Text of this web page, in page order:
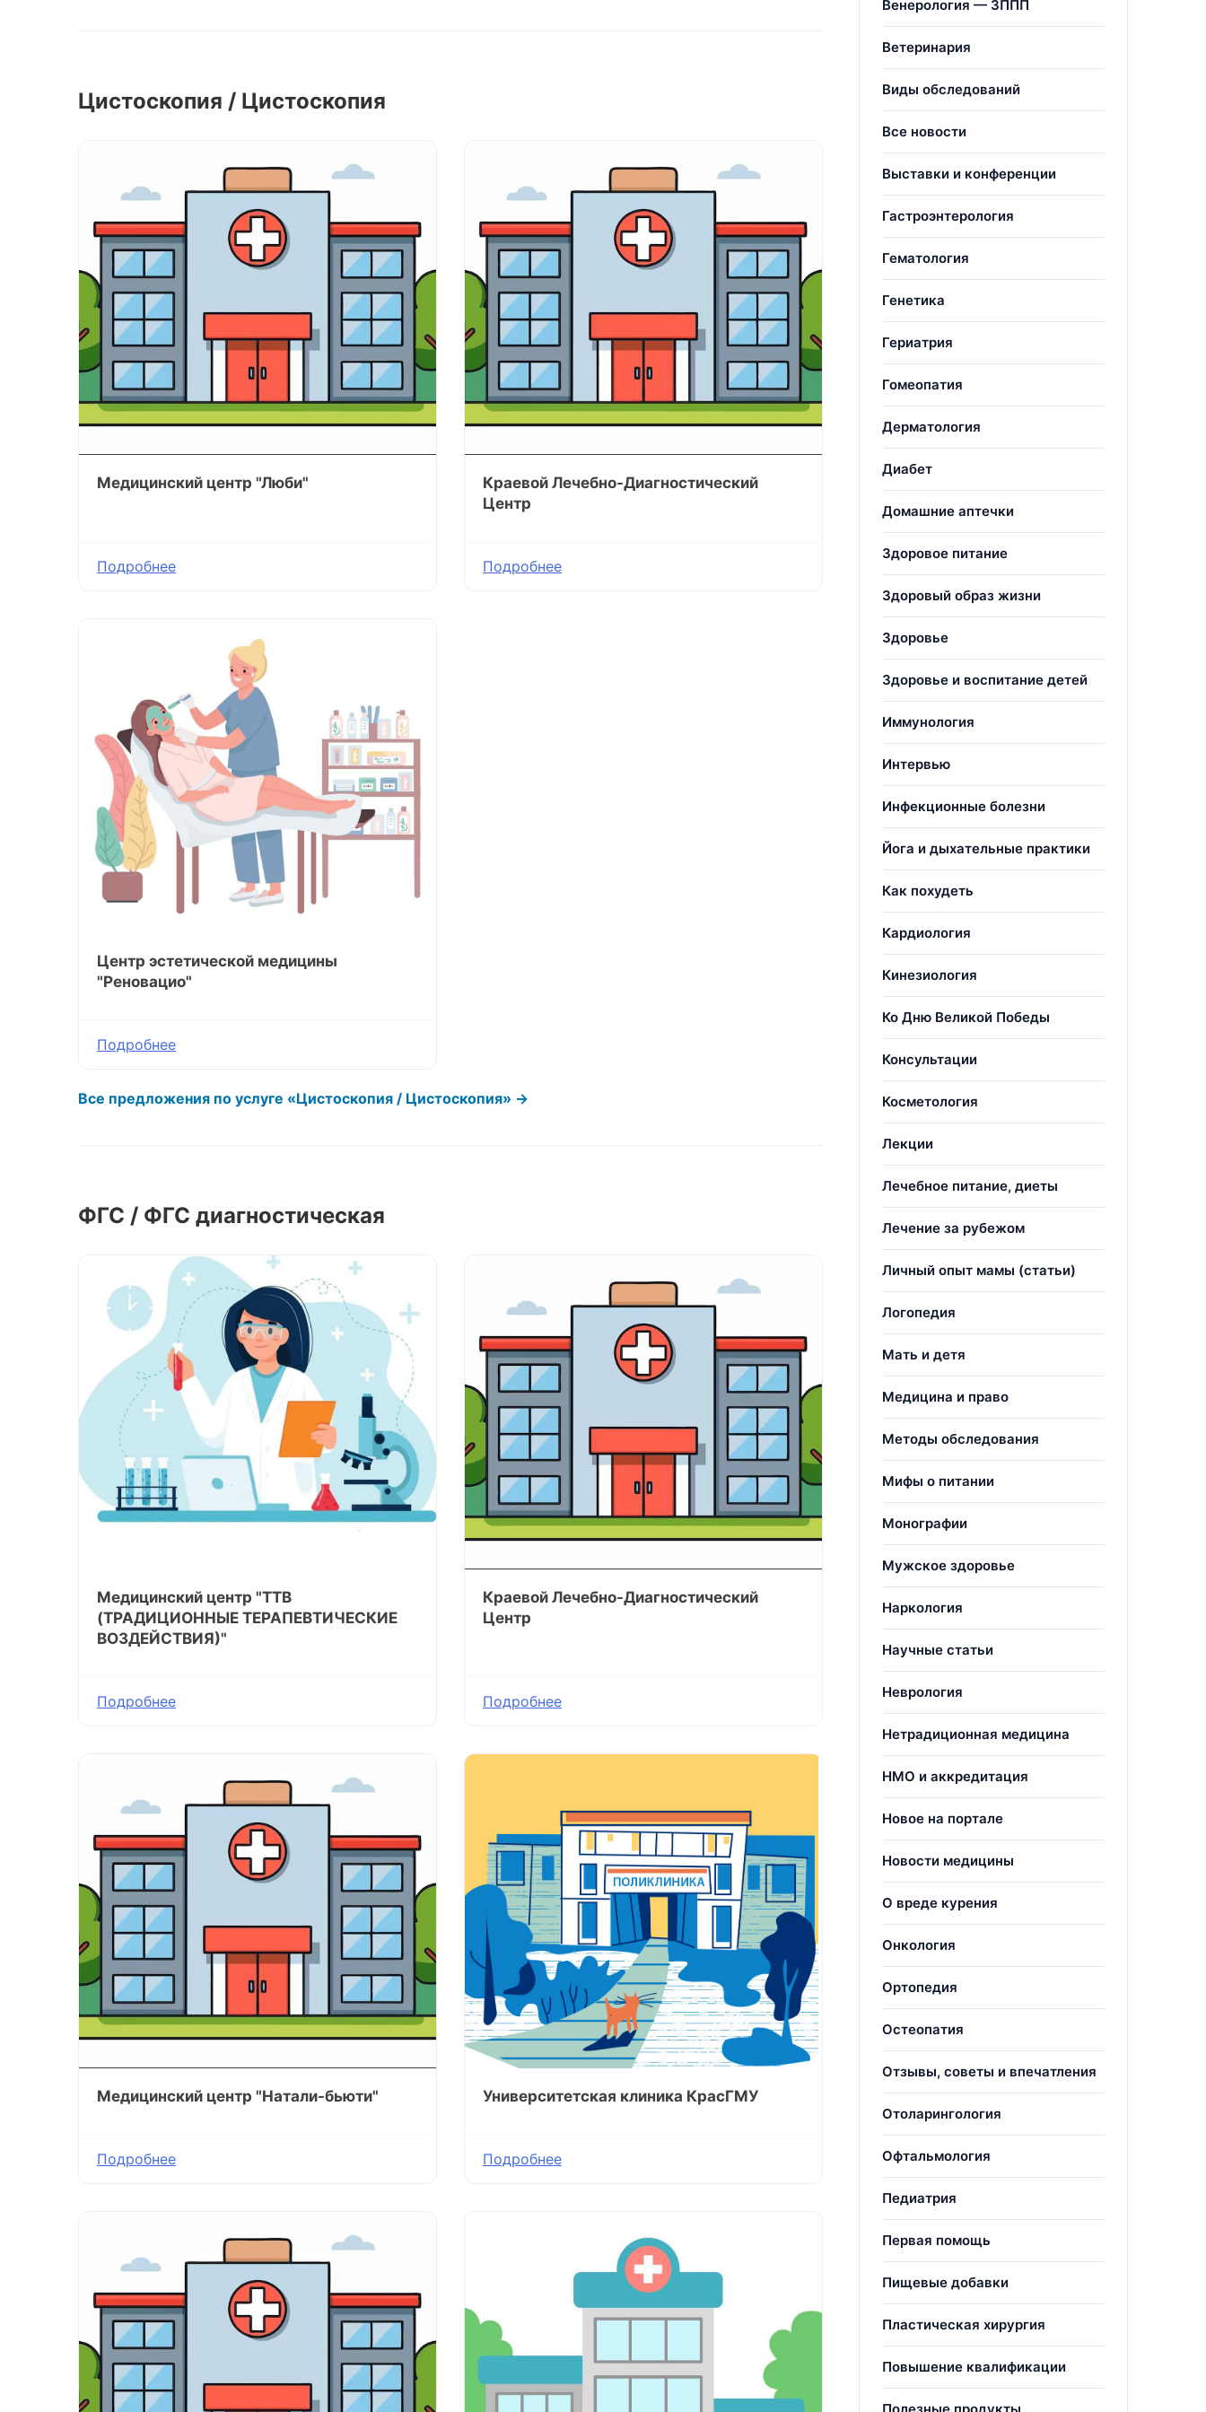
Цистоскопия / Цистоскопия
Медицинский центр "Люби"
Подробнее
Краевой Лечебно-Диагностический
Центр
Подробнее
Центр эстетической медицины
"Реновацио"
Подробнее
Все предложения по услуге «Цистоскопия / Цистоскопия» →
ФГС / ФГС диагностическая
Медицинский центр "ТТВ
(ТРАДИЦИОННЫЕ ТЕРАПЕВТИЧЕСКИЕ
ВОЗДЕЙСТВИЯ)"
Подробнее
Краевой Лечебно-Диагностический
Центр
Подробнее
Медицинский центр "Натали-бьюти"
Подробнее
Университетская клиника КрасГМУ
Подробнее
Венерология — ЗППП
Ветеринария
Виды обследований
Все новости
Выставки и конференции
Гастроэнтерология
Гематология
Генетика
Гериатрия
Гомеопатия
Дерматология
Диабет
Домашние аптечки
Здоровое питание
Здоровый образ жизни
Здоровье
Здоровье и воспитание детей
Иммунология
Интервью
Инфекционные болезни
Йога и дыхательные практики
Как похудеть
Кардиология
Кинезиология
Ко Дню Великой Победы
Консультации
Косметология
Лекции
Лечебное питание, диеты
Лечение за рубежом
Личный опыт мамы (статьи)
Логопедия
Мать и детя
Медицина и право
Методы обследования
Мифы о питании
Монографии
Мужское здоровье
Наркология
Научные статьи
Неврология
Нетрадиционная медицина
НМО и аккредитация
Новое на портале
Новости медицины
О вреде курения
Онкология
Ортопедия
Остеопатия
Отзывы, советы и впечатления
Отоларингология
Офтальмология
Педиатрия
Первая помощь
Пищевые добавки
Пластическая хирургия
Повышение квалификации